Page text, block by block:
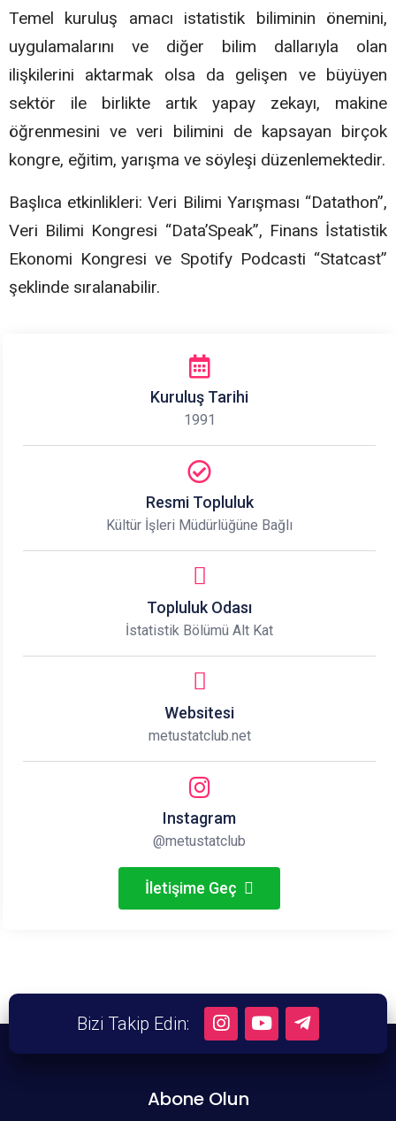
Temel kuruluş amacı istatistik biliminin önemini,
uygulamalarını ve diğer bilim dallarıyla olan
ilişkilerini aktarmak olsa da gelişen ve büyüyen
sektör ile birlikte artık yapay zekayı, makine
öğrenmesini ve veri bilimini de kapsayan birçok
kongre, eğitim, yarışma ve söyleşi düzenlemektedir.
Başlıca etkinlikleri: Veri Bilimi Yarışması “Datathon”,
Veri Bilimi Kongresi “Data’Speak”, Finans İstatistik
Ekonomi Kongresi ve Spotify Podcasti “Statcast”
şeklinde sıralanabilir.
Kuruluş Tarihi
1991
Resmi Topluluk
Kültür İşleri Müdürlüğüne Bağlı
Topluluk Odası
İstatistik Bölümü Alt Kat
Websitesi
metustatclub.net
Instagram
@metustatclub
İletişime Geç
Bizi Takip Edin:
Abone Olun